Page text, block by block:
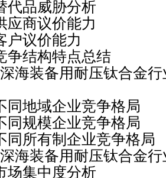
威胁分析
议价能力
价能力
构特点总结
备用耐压钛合金行
域企业竞争格局
模企业竞争格局
有制企业竞争格局
备用耐压钛合金行
中度分析